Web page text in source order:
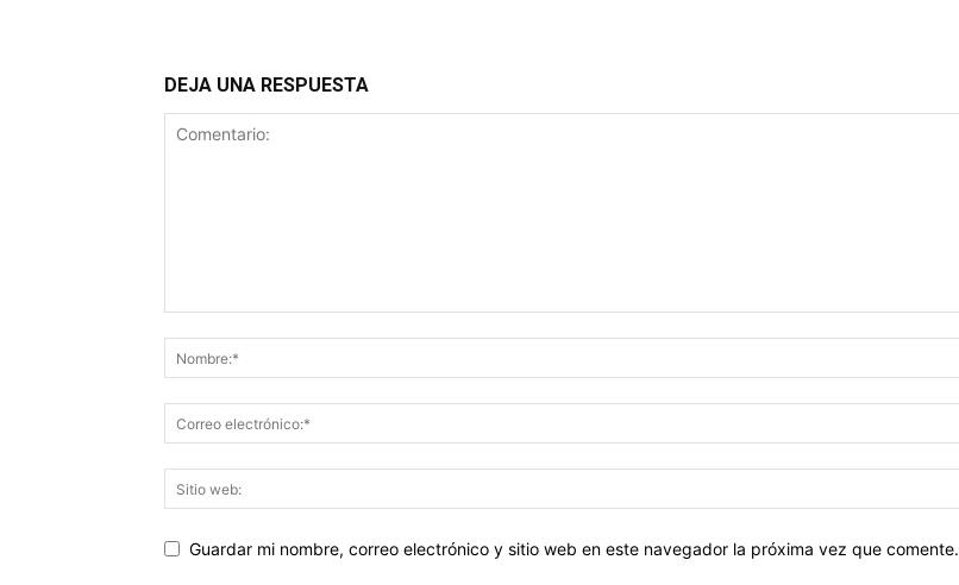
DEJA UNA RESPUESTA
Guardar mi nombre, correo electrónico y sitio web en este navegador la próxima vez que comente.